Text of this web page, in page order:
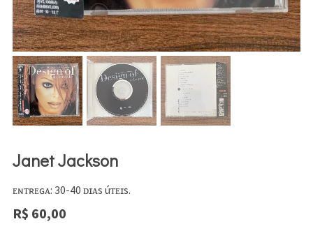
Janet Jackson
ᴇɴᴛʀᴇɢᴀ: 30-40 ᴅɪᴀs úᴛᴇɪs.
R$ 60,00